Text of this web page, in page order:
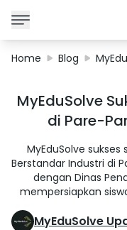
Corporate
Certifications
About Us
Home Blog
MyEduSolve
di Pare-
MyEduSolve
Berstandar Industri di
dengan Dinas
mempersiapkan
MyEduSolve